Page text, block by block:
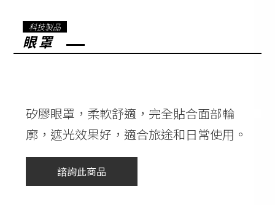
科技製品
眼罩
矽膠眼罩，柔軟舒適，完全貼合面部輪
廓，遮光效果好，適合旅途和日常使用。
諮詢此商品